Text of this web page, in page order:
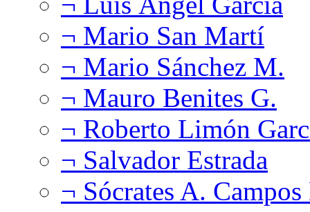
¬ Mario San Martí
¬ Mario Sánchez M.
¬ Mauro Benites G.
¬ Roberto Limón
¬ Salvador Estrada
¬ Sócrates A.